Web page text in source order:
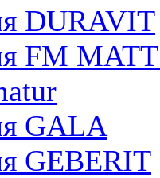
DURAVIT
FM
GALA
GEBERIT